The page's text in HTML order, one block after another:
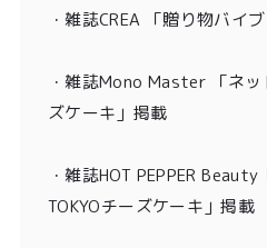
・雑誌CREA 「贈り物バイ
・雑誌Mono Master 「ネ
ズケーキ」掲載
・雑誌HOT PEPPER Beauty
TOKYOチーズケーキ」掲載